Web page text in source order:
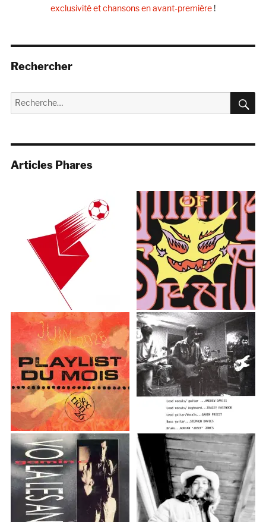
exclusivité et chansons en avant-première !
Rechercher
Recherche
pour :
Articles Phares